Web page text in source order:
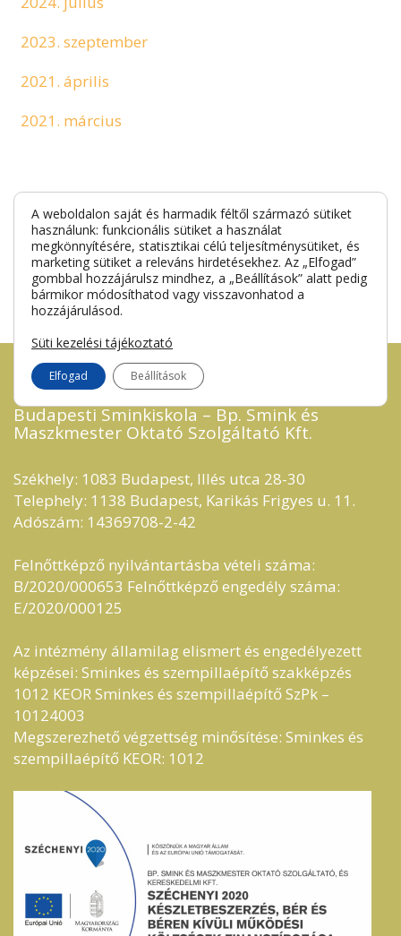
2023. szeptember
2021. április
2021. március
Címkefelhő
alapozó sminktanácsok smink tippek
Budapesti Sminkiskola – Bp. Smink és
Maszkmester Oktató Szolgáltató Kft.​
Székhely: 1083 Budapest, Illés utca 28-30
Telephely: 1138 Budapest, Karikás Frigyes u. 11.
Adószám: 14369708-2-42
Felnőttképző nyilvántartásba vételi száma:
B/2020/000653 Felnőttképző engedély száma:
E/2020/000125
Az intézmény államilag elismert és engedélyezett
képzései: Sminkes és szempillaépítő szakképzés
1012 KEOR Sminkes és szempillaépítő SzPk –
10124003
Megszerezhető végzettség minősítése: Sminkes és
szempillaépítő KEOR: 1012
A weboldalon saját és harmadik féltől származó sütiket
használunk: funkcionális sütiket a használat
megkönnyítésére, statisztikai célú teljesítménysütiket, és
marketing sütiket a releváns hirdetésekhez. Az „Elfogad”
gombbal hozzájárulsz mindhez, a „Beállítások” alatt pedig
bármikor módosíthatod vagy visszavonhatod a
hozzájárulásod.
Süti kezelési tájékoztató
Elfogad Beállítások